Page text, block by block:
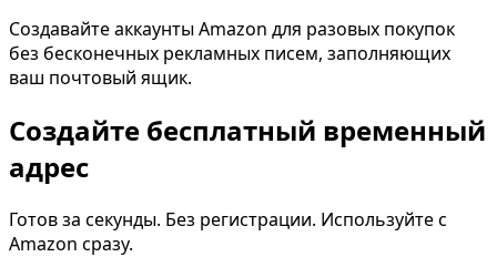
Создавайте аккаунты Amazon для разовых покупок
без бесконечных рекламных писем, заполняющих
ваш почтовый ящик.
Создайте бесплатный временный
адрес
Готов за секунды. Без регистрации. Используйте с
Amazon сразу.